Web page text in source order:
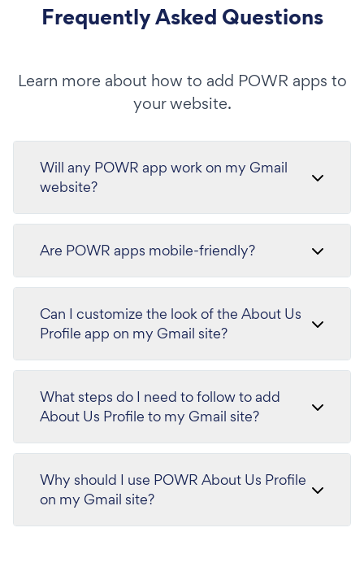
Frequently Asked Questions
Learn more about how to add POWR apps to
your website.
Will any POWR app work on my Gmail
website?
Are POWR apps mobile-friendly?
Can I customize the look of the About Us
Profile app on my Gmail site?
What steps do I need to follow to add
About Us Profile to my Gmail site?
Why should I use POWR About Us Profile
on my Gmail site?